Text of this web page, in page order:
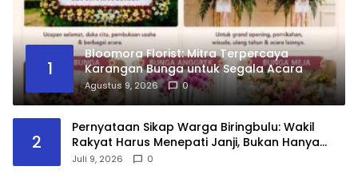
1
Bloomora Florist: Mitra Terpercaya
Karangan Bunga untuk Segala Acara
Agustus 9, 2026 0
2
Pernyataan Sikap Warga Biringbulu: Wakil
Rakyat Harus Menepati Janji, Bukan Hanya
Datang Saat Membutuhkan Suara
Juli 9, 2026 0